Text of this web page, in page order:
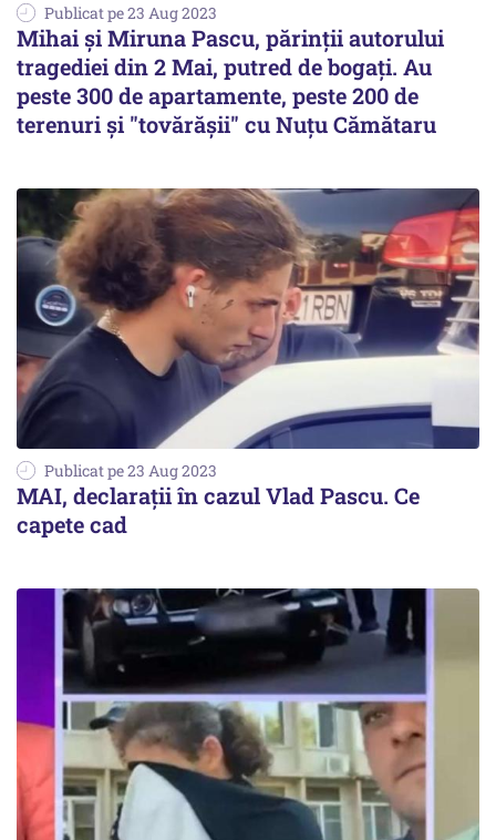
Publicat pe 23 Aug 2023
Mihai şi Miruna Pascu, părinţii autorului
tragediei din 2 Mai, putred de bogaţi. Au
peste 300 de apartamente, peste 200 de
terenuri şi "tovărăşii" cu Nuţu Cămătaru
Publicat pe 23 Aug 2023
MAI, declarații în cazul Vlad Pascu. Ce
capete cad